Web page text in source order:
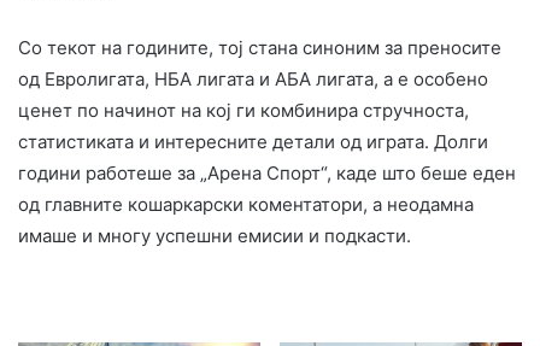
Со текот на годините, тој стана синоним за преносите
од Евролигата, НБА лигата и АБА лигата, а е особено
ценет по начинот на кој ги комбинира стручноста,
статистиката и интересните детали од играта. Долги
години работеше за „Арена Спорт“, каде што беше еден
од главните кошаркарски коментатори, а неодамна
имаше и многу успешни емисии и подкасти.